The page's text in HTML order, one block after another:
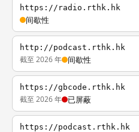
https://radio.rthk.hk
间歇性
http://podcast.rthk.hk
截至 2026 年 间歇性
https://gbcode.rthk.hk
截至 2026 年 已屏蔽
https://podcast.rthk.hk